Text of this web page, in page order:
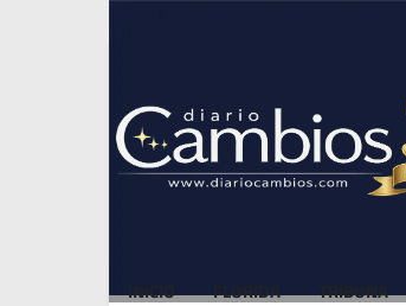
INICIO FLORIDA TRIBUNA